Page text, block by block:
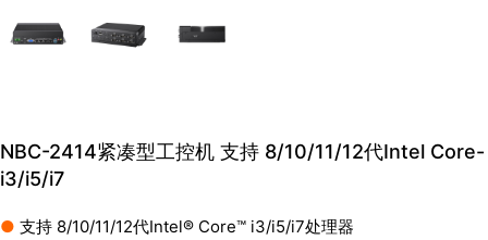
NBC-2414紧凑型工控机 支持 8/10/11/12代Intel Core-
i3/i5/i7
● 支持 8/10/11/12代Intel® Core™ i3/i5/i7处理器